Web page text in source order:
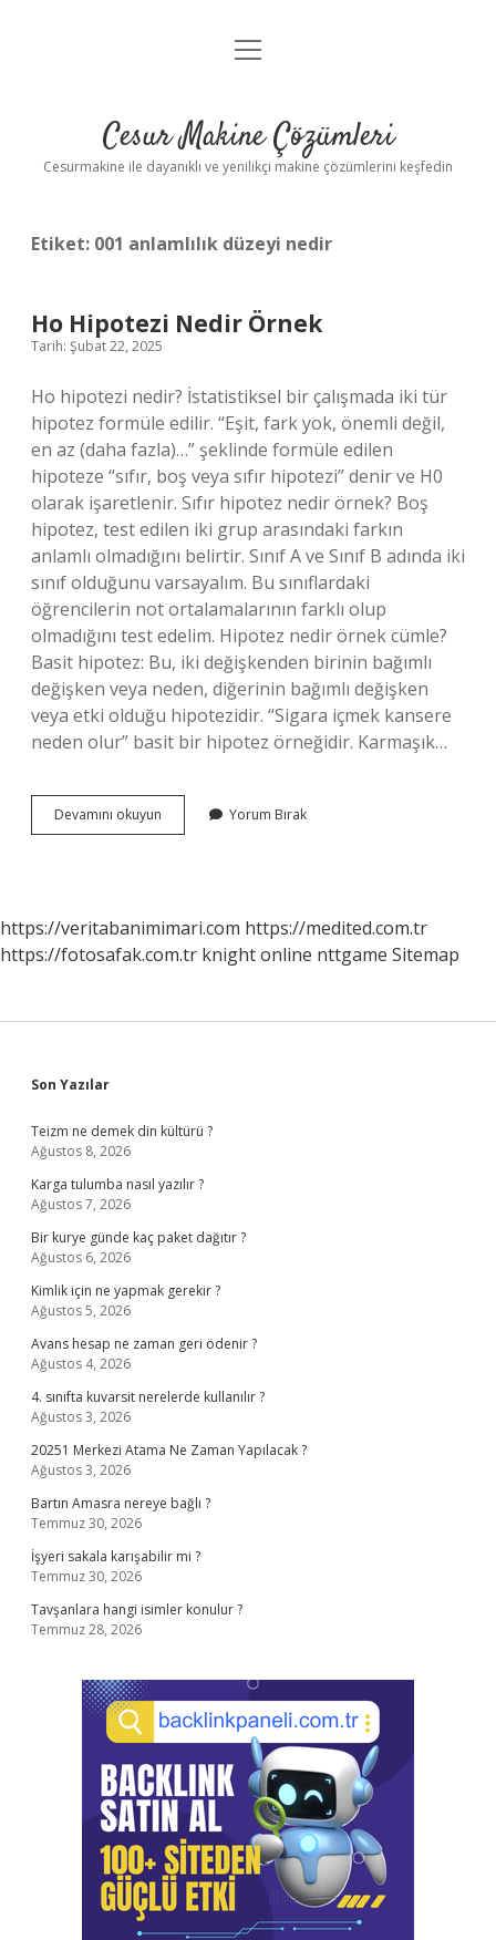
Anasayfa
Yasal Uyarı
menüyü
Cesur Makine Çözümleri
Cesurmakine ile dayanıklı ve yenilikçi makine çözümlerini keşfedin
Etiket: 001 anlamlılık düzeyi nedir
Ho Hipotezi Nedir Örnek
Tarih: Şubat 22, 2025
Ho hipotezi nedir? İstatistiksel bir çalışmada iki tür
hipotez formüle edilir. “Eşit, fark yok, önemli değil,
en az (daha fazla)…” şeklinde formüle edilen
hipoteze “sıfır, boş veya sıfır hipotezi” denir ve H0
olarak işaretlenir. Sıfır hipotez nedir örnek? Boş
hipotez, test edilen iki grup arasındaki farkın
anlamlı olmadığını belirtir. Sınıf A ve Sınıf B adında iki
sınıf olduğunu varsayalım. Bu sınıflardaki
öğrencilerin not ortalamalarının farklı olup
olmadığını test edelim. Hipotez nedir örnek cümle?
Basit hipotez: Bu, iki değişkenden birinin bağımlı
değişken veya neden, diğerinin bağımlı değişken
veya etki olduğu hipotezidir. “Sigara içmek kansere
neden olur” basit bir hipotez örneğidir. Karmaşık…
Devamını okuyun
Hipotezi
Yorum Bırak
https://veritabanimimari.com https://medited.com.tr
https://fotosafak.com.tr knight online nttgame Sitemap
Sidebar
Son Yazılar
Teizm ne demek din kültürü ?
Ağustos 8, 2026
Karga tulumba nasıl yazılır ?
Ağustos 7, 2026
Bir kurye günde kaç paket dağıtır ?
Ağustos 6, 2026
Kimlik için ne yapmak gerekir ?
Ağustos 5, 2026
Avans hesap ne zaman geri ödenir ?
Ağustos 4, 2026
4. sınıfta kuvarsit nerelerde kullanılır ?
Ağustos 3, 2026
20251 Merkezi Atama Ne Zaman Yapılacak ?
Ağustos 3, 2026
Bartın Amasra nereye bağlı ?
Temmuz 30, 2026
İşyeri sakala karışabilir mi ?
Temmuz 30, 2026
Tavşanlara hangi isimler konulur ?
Temmuz 28, 2026